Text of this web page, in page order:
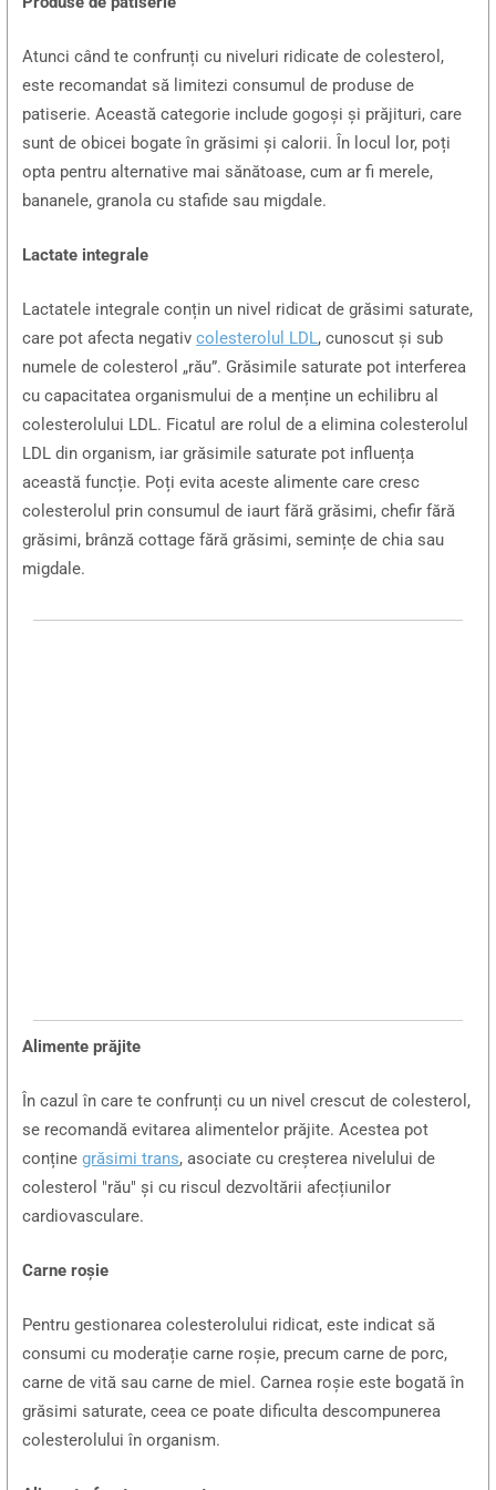
Atunci când te confrunți cu niveluri ridicate de colesterol,
este recomandat să limitezi consumul de produse de
patiserie. Această categorie include gogoși și prăjituri, care
sunt de obicei bogate în grăsimi și calorii. În locul lor, poți
opta pentru alternative mai sănătoase, cum ar fi merele,
bananele, granola cu stafide sau migdale.
Lactate integrale
Lactatele integrale conțin un nivel ridicat de grăsimi saturate,
care pot afecta negativcolesterolul LDL, cunoscut și sub
numele de colesterol „rău”. Grăsimile saturate pot interferea
cu capacitatea organismului de a menține un echilibru al
colesterolului LDL. Ficatul are rolul de a elimina colesterolul
LDL din organism, iar grăsimile saturate pot influența
această funcție. Poți evita aceste alimente care cresc
colesterolul prin consumul de iaurt fără grăsimi, chefir fără
grăsimi, brânză cottage fără grăsimi, semințe de chia sau
migdale.
Alimente prăjite
În cazul în care te confrunți cu un nivel crescut de colesterol,
se recomandă evitarea alimentelor prăjite. Acestea pot
conținegrăsimi trans, asociate cu creșterea nivelului de
colesterol "rău" și cu riscul dezvoltării afecțiunilor
cardiovasculare.
Carne roșie
Pentru gestionarea colesterolului ridicat, este indicat să
consumi cu moderație carne roșie, precum carne de porc,
carne de vită sau carne de miel. Carnea roșie este bogată în
grăsimi saturate, ceea ce poate dificulta descompunerea
colesterolului în organism.